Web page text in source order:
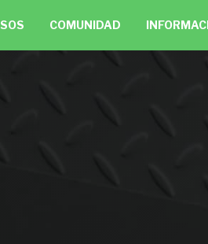
COMUNIDAD